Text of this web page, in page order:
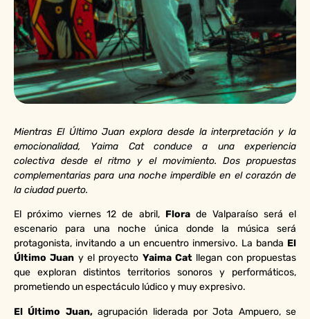
Mientras El Último Juan explora desde la interpretación y la
emocionalidad, Yaima Cat conduce a una experiencia
colectiva desde el ritmo y el movimiento. Dos propuestas
complementarias para una noche imperdible en el corazón de
la ciudad puerto.
El próximo viernes 12 de abril, Flora de Valparaíso será el
escenario para una noche única donde la música será
protagonista, invitando a un encuentro inmersivo. La banda El
Último Juan y el proyecto Yaima Cat llegan con propuestas
que exploran distintos territorios sonoros y performáticos,
prometiendo un espectáculo lúdico y muy expresivo.
El Último Juan,agrupación liderada por Jota Ampuero, se